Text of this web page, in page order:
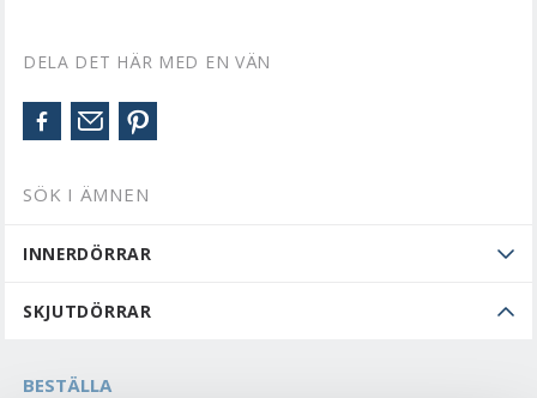
DELA DET HÄR MED EN VÄN
SÖK I ÄMNEN
INNERDÖRRAR
SKJUTDÖRRAR
BESTÄLLA